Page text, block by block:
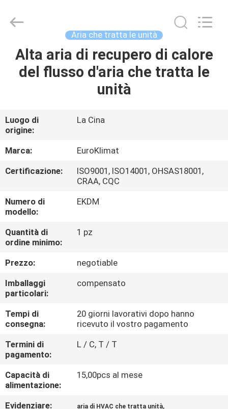
CASA
CIRCA
NOI
GIRO
FABBRICA
CONTROLLO
QUALITÀ
CONTATTICI
UNA
CITAZIONE
COMPANY
Refrigeration
Reserved.
Aria che tratta le unità
Alta aria di recupero di calore
del flusso d'aria che tratta le
unità
Luogo di
origine:
La Cina
Marca:
EuroKlimat
Certificazione:
ISO9001, ISO14001, OHSAS18001,
CRAA, CQC
Numero di
modello:
EKDM
Quantità di
ordine minimo:
1 pz
Prezzo:
negotiable
Imballaggi
particolari:
compensato
Tempi di
consegna:
20 giorni lavorativi dopo hanno
ricevuto il vostro pagamento
Termini di
pagamento:
L / C, T / T
Capacità di
alimentazione:
15,00pcs al mese
Evidenziare: aria di HVAC che tratta unità,